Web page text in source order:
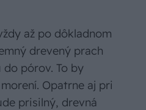
až po dôkladnom
drevený prach
pórov. To by
Opatrne aj pri
prisilný, drevná